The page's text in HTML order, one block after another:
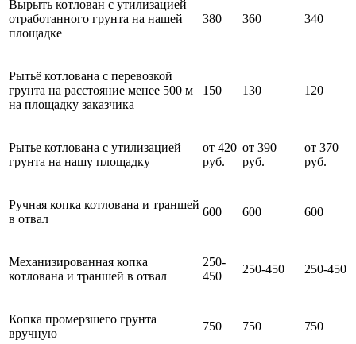
Вырыть котлован с утилизацией
отработанного грунта на нашей
площадке
380 360 340
Рытьё котлована с перевозкой
грунта на расстояние менее 500 м
на площадку заказчика
150 130 120
Рытье котлована с утилизацией
грунта на нашу площадку
от 420
руб.
от 390
руб.
от 370
руб.
Ручная копка котлована и траншей
в отвал
600 600 600
Механизированная копка
котлована и траншей в отвал
250-
450
250-450 250-450
Копка промерзшего грунта
вручную
750 750 750